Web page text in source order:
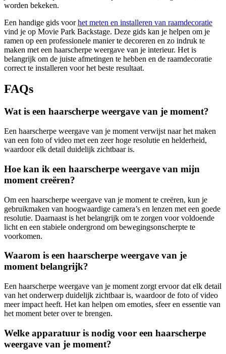
worden bekeken.
Een handige gids voorhet meten en installeren van raamdecoratie
vind je op Movie Park Backstage. Deze gids kan je helpen om je
ramen op een professionele manier te decoreren en zo indruk te
maken met een haarscherpe weergave van je interieur. Het is
belangrijk om de juiste afmetingen te hebben en de raamdecoratie
correct te installeren voor het beste resultaat.
FAQs
Wat is een haarscherpe weergave van je moment?
Een haarscherpe weergave van je moment verwijst naar het maken
van een foto of video met een zeer hoge resolutie en helderheid,
waardoor elk detail duidelijk zichtbaar is.
Hoe kan ik een haarscherpe weergave van mijn
moment creëren?
Om een haarscherpe weergave van je moment te creëren, kun je
gebruikmaken van hoogwaardige camera’s en lenzen met een goede
resolutie. Daarnaast is het belangrijk om te zorgen voor voldoende
licht en een stabiele ondergrond om bewegingsonscherpte te
voorkomen.
Waarom is een haarscherpe weergave van je
moment belangrijk?
Een haarscherpe weergave van je moment zorgt ervoor dat elk detail
van het onderwerp duidelijk zichtbaar is, waardoor de foto of video
meer impact heeft. Het kan helpen om emoties, sfeer en essentie van
het moment beter over te brengen.
Welke apparatuur is nodig voor een haarscherpe
weergave van je moment?